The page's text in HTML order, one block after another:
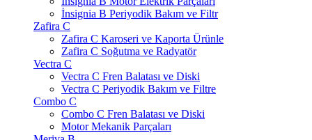
İnsignia B Periyodik Bakım ve Filtr
Zafira C
Zafira C Karoseri ve Kaporta Ürünle
Zafira C Soğutma ve Radyatör
Vectra C
Vectra C Fren Balatası ve Diski
Vectra C Periyodik Bakım ve Filtre
Combo C
Combo C Fren Balatası ve Diski
Motor Mekanik Parçaları